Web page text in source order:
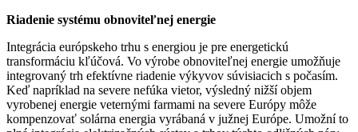
Riadenie systému obnoviteľnej energie
Integrácia európskeho trhu s energiou je pre energetickú
transformáciu kľúčová. Vo výrobe obnoviteľnej energie umožňuje
integrovaný trh efektívne riadenie výkyvov súvisiacich s počasím.
Keď napríklad na severe nefúka vietor, výsledný nižší objem
vyrobenej energie veternými farmami na severe Európy môže
kompenzovať solárna energia vyrábaná v južnej Európe. Umožní to